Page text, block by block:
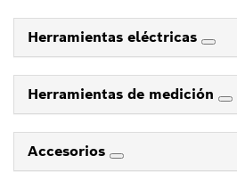
Herramientas eléctricas
Herramientas de medición
Accesorios